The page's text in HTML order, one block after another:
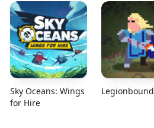
Sky Oceans: Wings
for Hire
Legionbound